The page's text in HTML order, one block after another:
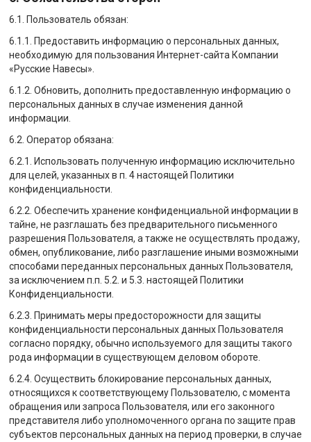
6.1. Пользователь обязан:
6.1.1. Предоставить информацию о персональных данных,
необходимую для пользования Интернет-сайта Компании
«Русские Навесы».
6.1.2. Обновить, дополнить предоставленную информацию о
персональных данных в случае изменения данной
информации.
6.2. Оператор обязана:
6.2.1. Использовать полученную информацию исключительно
для целей, указанных в п. 4 настоящей Политики
конфиденциальности.
6.2.2. Обеспечить хранение конфиденциальной информации в
тайне, не разглашать без предварительного письменного
разрешения Пользователя, а также не осуществлять продажу,
обмен, опубликование, либо разглашение иными возможными
способами переданных персональных данных Пользователя,
за исключением п.п. 5.2. и 5.3. настоящей Политики
Конфиденциальности.
6.2.3. Принимать меры предосторожности для защиты
конфиденциальности персональных данных Пользователя
согласно порядку, обычно используемого для защиты такого
рода информации в существующем деловом обороте.
6.2.4. Осуществить блокирование персональных данных,
относящихся к соответствующему Пользователю, с момента
обращения или запроса Пользователя, или его законного
представителя либо уполномоченного органа по защите прав
субъектов персональных данных на период проверки, в случае